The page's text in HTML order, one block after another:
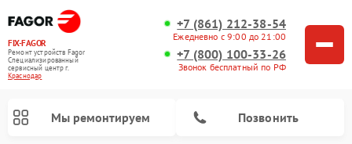
FIX-FAGOR
Ремонт устройств Fagor
Специализированный
cервисный центр г.
Краснодар
+7 (861) 212-38-54
Ежедневно с 9:00 до 21:00
+7 (800) 100-33-26
Звонок бесплатный по РФ
Мы ремонтируем Позвонить